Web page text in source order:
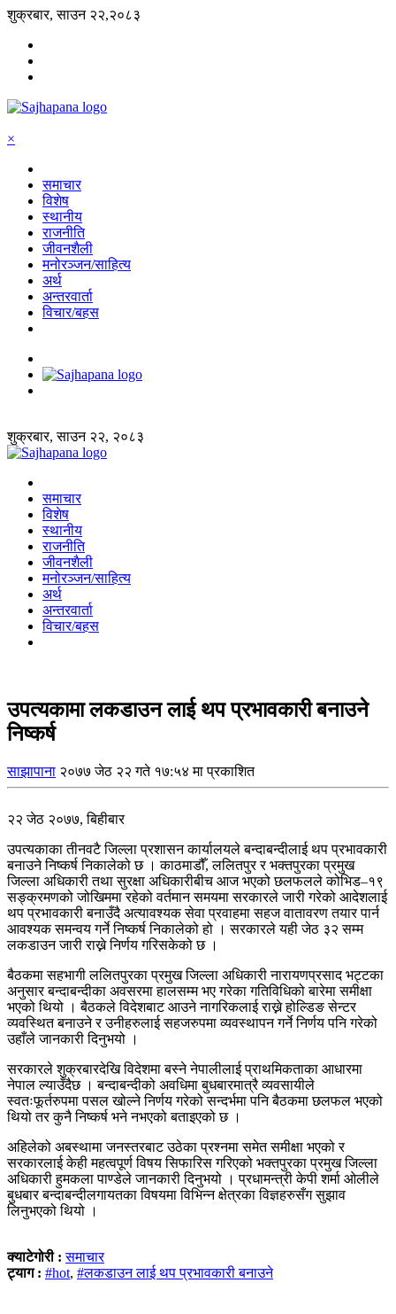
शुक्रबार, साउन २२,२०८३
×
समाचार
विशेष
स्थानीय
राजनीति
जीवनशैली
मनोरञ्जन/साहित्य
अर्थ
अन्तरवार्ता
विचार/बहस
शुक्रबार, साउन २२, २०८३
समाचार
विशेष
स्थानीय
राजनीति
जीवनशैली
मनोरञ्जन/साहित्य
अर्थ
अन्तरवार्ता
विचार/बहस
उपत्यकामा लकडाउन लाई थप प्रभावकारी बनाउने
निष्कर्ष
साझापाना २०७७ जेठ २२ गते १७:५४ मा प्रकाशित
२२ जेठ २०७७, बिहीबार
उपत्यकाका तीनवटै जिल्ला प्रशासन कार्यालयले बन्दाबन्दीलाई थप प्रभावकारी
बनाउने निष्कर्ष निकालेको छ । काठमाडौँ, ललितपुर र भक्तपुरका प्रमुख
जिल्ला अधिकारी तथा सुरक्षा अधिकारीबीच आज भएको छलफलले कोभिड–१९
सङ्क्रमणको जोखिममा रहेको वर्तमान समयमा सरकारले जारी गरेको आदेशलाई
थप प्रभावकारी बनाउँदै अत्यावश्यक सेवा प्रवाहमा सहज वातावरण तयार पार्न
आवश्यक समन्वय गर्ने निष्कर्ष निकालेको हो । सरकारले यही जेठ ३२ सम्म
लकडाउन जारी राख्ने निर्णय गरिसकेको छ ।
बैठकमा सहभागी ललितपुरका प्रमुख जिल्ला अधिकारी नारायणप्रसाद भट्टका
अनुसार बन्दाबन्दीका अवसरमा हालसम्म भए गरेका गतिविधिको बारेमा समीक्षा
भएको थियो । बैठकले विदेशबाट आउने नागरिकलाई राख्ने होल्डिङ सेन्टर
व्यवस्थित बनाउने र उनीहरुलाई सहजरुपमा व्यवस्थापन गर्ने निर्णय पनि गरेको
उहाँले जानकारी दिनुभयो ।
सरकारले शुक्रबारदेखि विदेशमा बस्ने नेपालीलाई प्राथमिकताका आधारमा
नेपाल ल्याउँदैछ । बन्दाबन्दीको अवधिमा बुधबारमात्रै व्यवसायीले
स्वतःफूर्तरुपमा पसल खोल्ने निर्णय गरेको सन्दर्भमा पनि बैठकमा छलफल भएको
थियो तर कुनै निष्कर्ष भने नभएको बताइएको छ ।
अहिलेको अबस्थामा जनस्तरबाट उठेका प्रश्नमा समेत समीक्षा भएको र
सरकारलाई केही महत्वपूर्ण विषय सिफारिस गरिएको भक्तपुरका प्रमुख जिल्ला
अधिकारी हुमकला पाण्डेले जानकारी दिनुभयो । प्रधामन्त्री केपी शर्मा ओलीले
बुधबार बन्दाबन्दीलगायतका विषयमा विभिन्न क्षेत्रका विज्ञहरुसँग सुझाव
लिनुभएको थियो ।
क्याटेगोरी :समाचार
ट्याग : #hot, #लकडाउन लाई थप प्रभावकारी बनाउने